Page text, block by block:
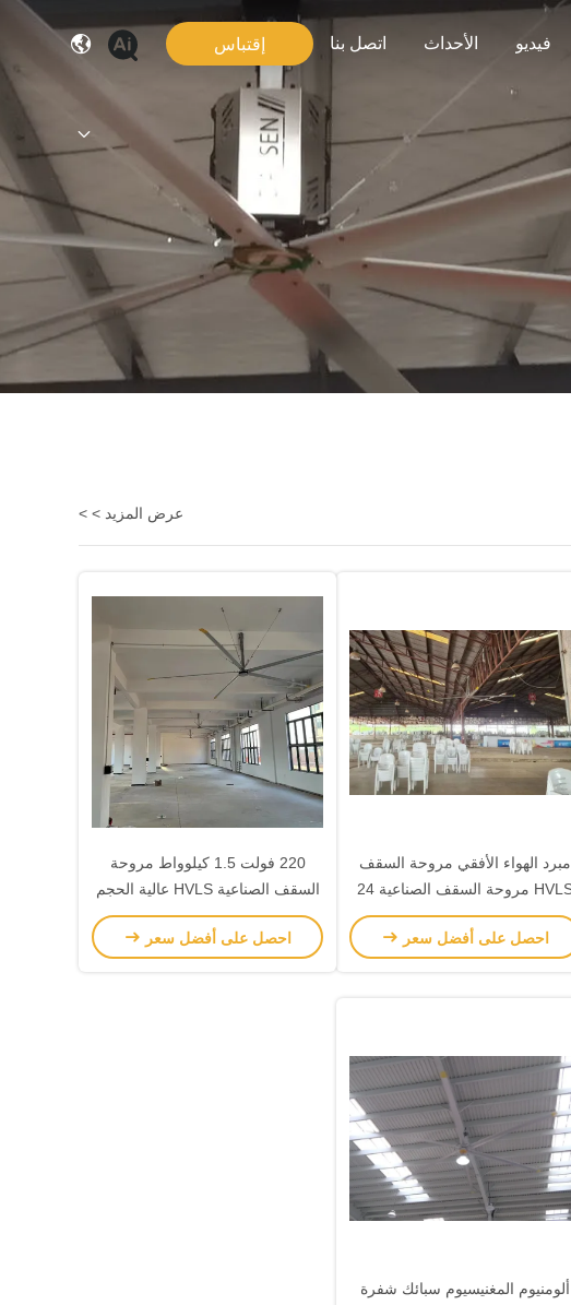
فيديو الأحداث اتصل بنا إقتباس
عرض المزيد > >
مبرد الهواء الأفقي مروحة السقف
HVLS مروحة السقف الصناعية 24
قدم ODM
احصل على أفضل سعر
220 فولت 1.5 كيلوواط مروحة
السقف الصناعية HVLS عالية الحجم
مع محرك كهربائي مغناطيس دائم
احصل على أفضل سعر
ألومنيوم المغنيسيوم سبائك شفرة